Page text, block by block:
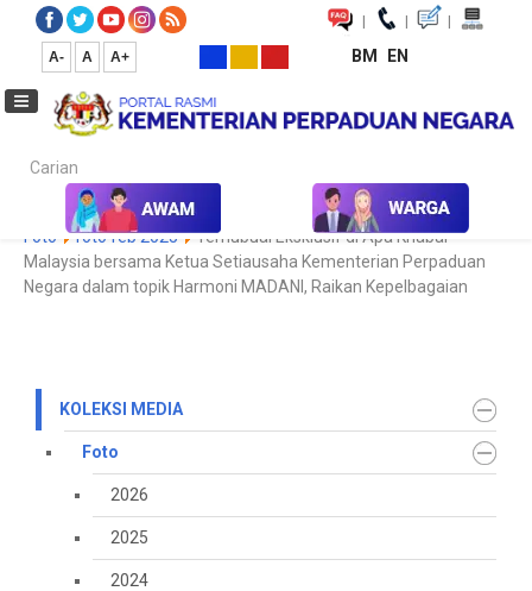
| | |
A- A A+ BM EN
Carian...
Laman Utama Media Koleksi Media Foto 2022
Galeri
Foto
foto feb 2025
Temubual Eksklusif di Apa Khabar
Malaysia bersama Ketua Setiausaha Kementerian Perpaduan
Negara dalam topik Harmoni MADANI, Raikan Kepelbagaian
KOLEKSI MEDIA
Foto
2026
2025
2024